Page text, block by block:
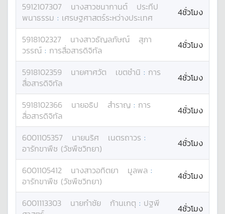
5912107307 นางสาวชนากานต์
ประทีป
พนาธรรม : เศรษฐศาสตร์ระหว่างประเทศ 4ชั่วโมง
5918102327 นางสาวธัญลภัษณ์
สุภา
วรรณ์ : การสื่อสารดิจิทัล 4ชั่วโมง
5918102359 นายศาศวัต เขตชำนิ : การ
สื่อสารดิจิทัล
4ชั่วโมง
5918102366 นายอธิป สำราญ : การ
สื่อสารดิจิทัล
4ชั่วโมง
6001105357 นายนริศ เนตรถาวร :
อารักขาพืช (วัชพืชวิทยา)
4ชั่วโมง
6001105412 นางสาวอทิตยา มูลพล :
อารักขาพืช (วัชพืชวิทยา)
4ชั่วโมง
6001113303 นายกำชัย ก้านเกตุ : ปฐพี
4ชั่วโมง